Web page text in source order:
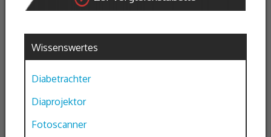
Wissenswertes
Diabetrachter
Diaprojektor
Fotoscanner